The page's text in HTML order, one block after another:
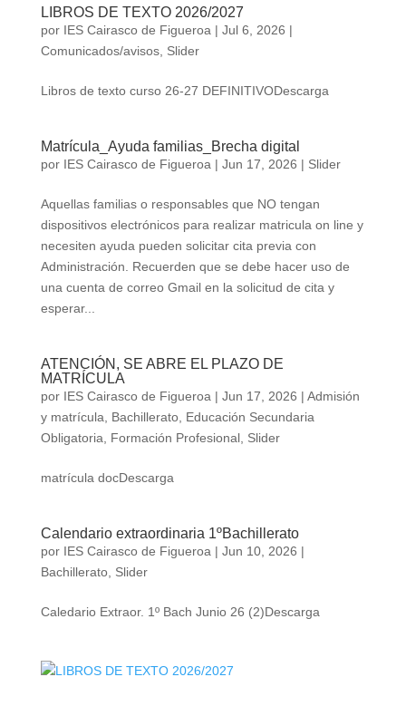
LIBROS DE TEXTO 2026/2027
por IES Cairasco de Figueroa | Jul 6, 2026 |
Comunicados/avisos, Slider
Libros de texto curso 26-27 DEFINITIVODescarga
Matrícula_Ayuda familias_Brecha digital
por IES Cairasco de Figueroa | Jun 17, 2026 | Slider
Aquellas familias o responsables que NO tengan
dispositivos electrónicos para realizar matricula on line y
necesiten ayuda pueden solicitar cita previa con
Administración. Recuerden que se debe hacer uso de
una cuenta de correo Gmail en la solicitud de cita y
esperar...
ATENCIÓN, SE ABRE EL PLAZO DE
MATRÍCULA
por IES Cairasco de Figueroa | Jun 17, 2026 | Admisión
y matrícula
Bachillerato, Educación Secundaria
Obligatoria
Formación Profesional, Slider
matrícula docDescarga
Calendario extraordinaria 1ºBachillerato
por IES Cairasco de Figueroa | Jun 10, 2026 |
Bachillerato, Slider
Caledario Extraor. 1º Bach Junio 26 (2)Descarga